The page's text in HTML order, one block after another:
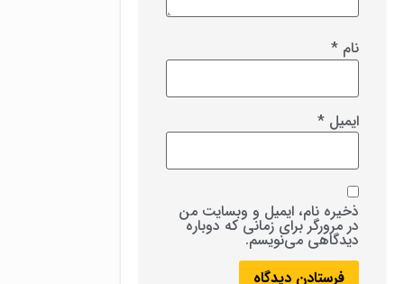
نام *
ایمیل *
ذخیره نام، ایمیل و وبسایت من
در مرورگر برای زمانی که دوباره
دیدگاهی می‌نویسم.